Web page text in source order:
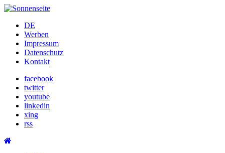
Skip
contentDE
Werben
Impressum
Datenschutz
Kontakt
facebook
twitter
youtube
linkedin
xing
rss